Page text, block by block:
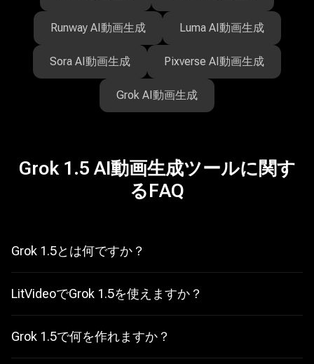
Runway AI動画生成 Luma AI動画生成
Sora AI動画生成 Pixverse AI動画生成
Grok AI動画生成
Grok 1.5 AI動画生成ツールに関す
るFAQ
Grok 1.5とは何ですか？
するxAIの更新版画像から動画へのモデルです。モーション、物理
表現、音声、スピーチ、生成速度の向上に重点を置いています。
LitVideoでGrok 1.5を使えますか？
1.5を選択して画像をアップロードし、プロンプトを入力してオン
ラインで動画を生成できます。
Grok 1.5で何を作れますか？
ップ、広告コンセプト、ミーム、シネマティックなシーン下書